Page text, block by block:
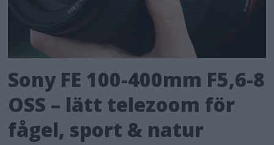
Sony FE 100-400mm F5,6-8
OSS – lätt telezoom för
fågel, sport & natur